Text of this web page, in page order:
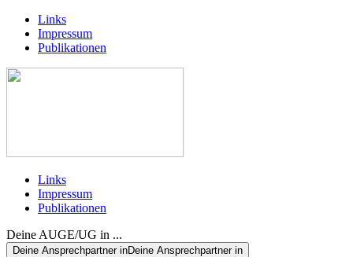
Links
Impressum
Publikationen
Links
Impressum
Publikationen
Deine AUGE/UG in ...
Deine Ansprechpartner inDeine Ansprechpartner in